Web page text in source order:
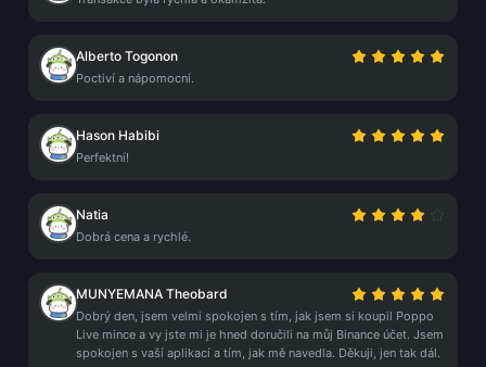
Alberto Togonon
Poctiví a nápomocní.
Hason Habibi
Perfektní!
Natia
Dobrá cena a rychlé.
MUNYEMANA Theobard
Dobrý den, jsem velmi spokojen s tím, jak jsem si koupil Poppo
Live mince a vy jste mi je hned doručili na můj Binance účet. Jsem
spokojen s vaší aplikací a tím, jak mě navedla. Děkuji, jen tak dál.